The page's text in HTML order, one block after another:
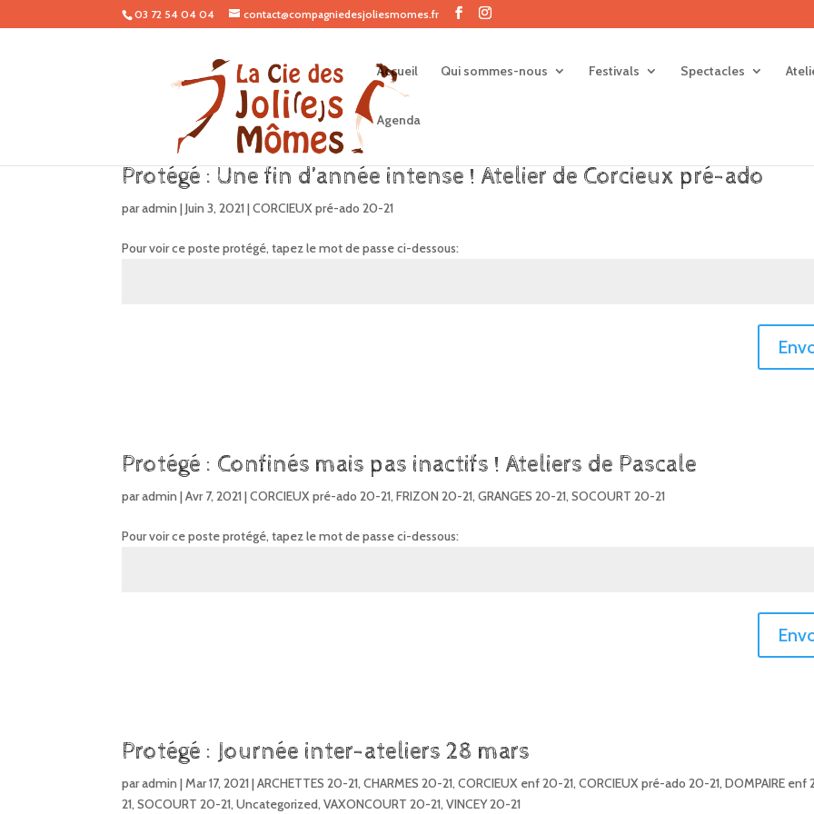
03 72 54 04 04 contact@compagniedesjoliesmomes.fr
Accueil Qui sommes-nous Festivals Spectacles
Agenda
Protégé : Une fin d’année intense ! Atelier de Corcieux pré-ado
paradmin |Juin 3, 2021|CORCIEUX pré-ado 20-21
Pour voir ce poste protégé, tapez le mot de passe ci-dessous:
Protégé : Confinés mais pas inactifs ! Ateliers de Pascale
paradmin |Avr 7, 2021|CORCIEUX pré-ado 20-21,FRIZON 20-21,GRANGES 20-21,SOCOURT 20-21
Pour voir ce poste protégé, tapez le mot de passe ci-dessous:
Protégé : Journée inter-ateliers 28 mars
paradmin |Mar 17, 2021|ARCHETTES 20-21,CHARMES 20-21,CORCIEUX enf 20-21,CORCIEUX pré-ado 20-21,DOMPAIRE enf
21,SOCOURT 20-21,Uncategorized,VAXONCOURT 20-21,VINCEY 20-21